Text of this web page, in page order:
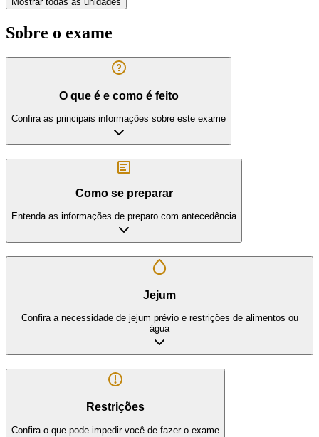
Sobre o exame
O que é e como é feito
Confira as principais informações sobre este exame
Como se preparar
Entenda as informações de preparo com antecedência
Jejum
Confira a necessidade de jejum prévio e restrições de alimentos ou
água
Restrições
Confira o que pode impedir você de fazer o exame